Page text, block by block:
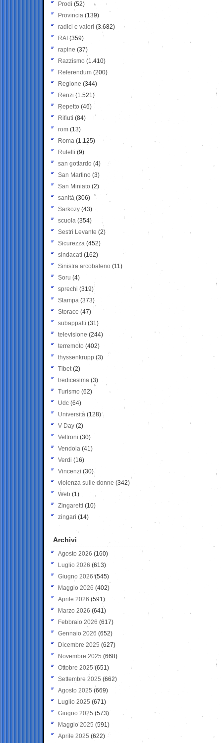
Prodi (52)
Provincia (139)
radici e valori (3.682)
RAI (359)
rapine (37)
Razzismo (1.410)
Referendum (200)
Regione (344)
Renzi (1.521)
Repetto (46)
Rifiuti (84)
rom (13)
Roma (1.125)
Rutelli (9)
san gottardo (4)
San Martino (3)
San Miniato (2)
sanità (306)
Sarkozy (43)
scuola (354)
Sestri Levante (2)
Sicurezza (452)
sindacati (162)
Sinistra arcobaleno (11)
Soru (4)
sprechi (319)
Stampa (373)
Storace (47)
subappalti (31)
televisione(244)
terremoto (402)
thyssenkrupp (3)
Tibet(2)
tredicesima (3)
Turismo (62)
Udc (64)
Università (128)
V-Day (2)
Veltroni (30)
Vendola (41)
Verdi (16)
Vincenzi (30)
violenza sulle donne (342)
Web (1)
Zingaretti (10)
zingari (14)
Archivi
Agosto 2026 (160)
Luglio 2026 (613)
Giugno 2026 (545)
Maggio 2026 (402)
Aprile 2026 (591)
Marzo 2026 (641)
Febbraio 2026 (617)
Gennaio 2026 (652)
Dicembre 2025 (627)
Novembre 2025 (668)
Ottobre 2025 (651)
Settembre 2025 (662)
Agosto 2025 (669)
Luglio 2025 (671)
Giugno 2025 (573)
Maggio 2025 (591)
Aprile 2025 (622)